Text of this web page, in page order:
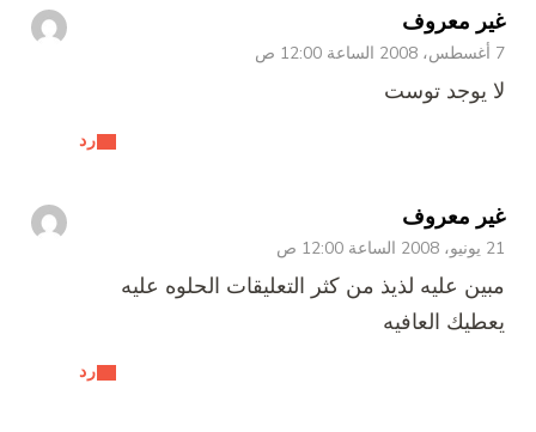
غير معروف
7 أغسطس، 2008 الساعة 12:00 ص
رد
لا يوجد توست
غير معروف
21 يونيو، 2008 الساعة 12:00 ص
رد
مبين عليه لذيذ من كثر التعليقات الحلوه عليه
يعطيك العافيه